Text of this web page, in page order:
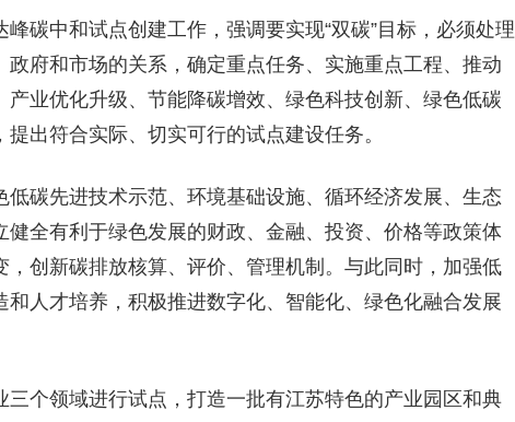
中和试点创建工作，强调要实现“双碳”目标，必须处理
府和市场的关系，确定重点任务、实施重点工程、推动
业优化升级、节能降碳增效、绿色科技创新、绿色低碳
出符合实际、切实可行的试点建设任务。
先进技术示范、环境基础设施、循环经济发展、生态
全有利于绿色发展的财政、金融、投资、价格等政策体
创新碳排放核算、评价、管理机制。与此同时，加强低
人才培养，积极推进数字化、智能化、绿色化融合发展
个领域进行试点，打造一批有江苏特色的产业园区和典